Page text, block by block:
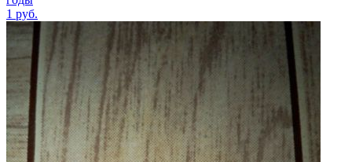
1 руб.